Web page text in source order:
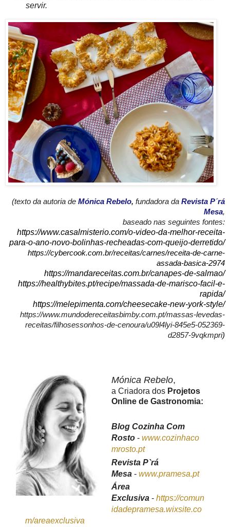
servir.
(texto da autoria de Mónica Rebelo, fundadora da Revista P´rá
Mesa,
baseado nas seguintes fontes:
https://www.casalmisterio.com/o-video-da-melhor-receita-
para-o-ano-novo-bolinhas-recheadas-com-queijo-derretido/
https://cybercook.com.br/receitas/carnes/receita-de-carne-
assada-basica-2974
https://mandareceitas.com.br/canapes-de-salmao/
https://healthybites.pt/recipe/massada-de-marisco-facil-e-
rapida/
https://melepimenta.com/cheesecake-new-york-style/
https://www.mundodereceitasbimby.com.pt/massas-levedas-
receitas/filhosessonhos-de-cenoura/u09l4lyi-845e5-052369-
d2857-9vqkmpri)
Mónica Rebelo,
a Criadora dos Projetos
Online de Gastronomia:
Blog Cozinha Com
Rosto - www.cozinhaco
mrosto.pt
Revista P`rá
Mesa - www.pramesa.pt
Área
Exclusiva - https://comun
idadepramesa.wixsite.co
m/areaexclusiva